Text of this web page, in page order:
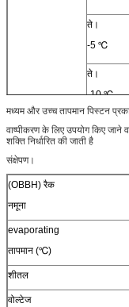
ते।
-5 ℃
ते।
-10 ℃
योजक एयर इनलेट
तरल
एयर
संपूर्ण
मध्यम और उच्च तापमान पिस्टन
वाष्पीकरण के लिए उपयोग किए
शक्ति निर्धारित की जाती है
संक्षेपण।
(OBBH) रैक
नमूना
evaporating
तापमान (℃)
शीतल
वोल्टेज